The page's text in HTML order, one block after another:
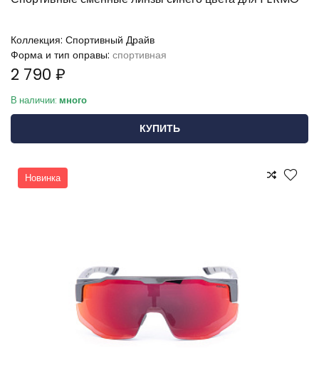
Коллекция: Спортивный Драйв
Форма и тип оправы: спортивная
2 790 ₽
В наличии: много
КУПИТЬ
Новинка